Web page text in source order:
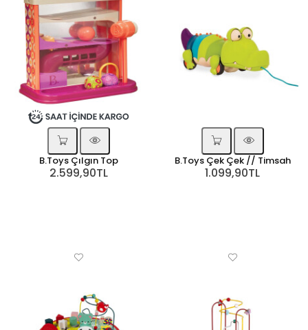
B.Toys Çılgın Top
2.599,90TL
B.Toys Çek Çek // Timsah
1.099,90TL